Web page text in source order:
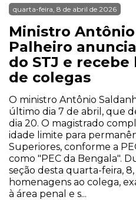
quarta-feira, 8 de abril de 2026
Ministro
Palheiro
do STJ e
de colegas
O ministro Antônio
último dia 7 de abril, que
dia 20. O magistrado
idade limite para
Superiores, conforme a
como "PEC da Bengala".
seção desta quarta-feira,
homenagens ao colega,
à área penal e s...